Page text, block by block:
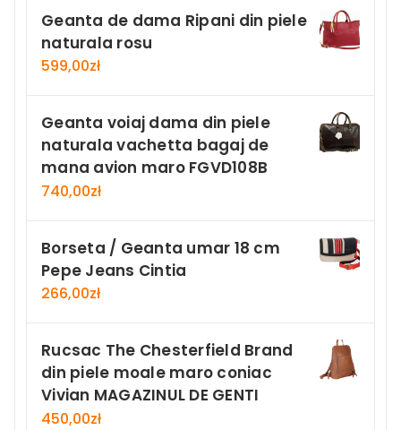
Geanta de dama Ripani din piele
naturala rosu
599,00zł
Geanta voiaj dama din piele
naturala vachetta bagaj de
mana avion maro FGVD108B
740,00zł
Borseta / Geanta umar 18 cm
Pepe Jeans Cintia
266,00zł
Rucsac The Chesterfield Brand
din piele moale maro coniac
Vivian MAGAZINUL DE GENTI
450,00zł